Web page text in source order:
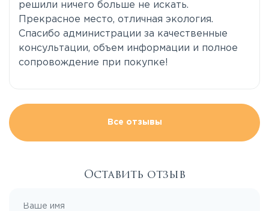
решили ничего больше не искать.
Прекрасное место, отличная экология.
Спасибо администрации за качественные
консультации, объем информации и полное
сопровождение при покупке!
Все отзывы
Оставить отзыв